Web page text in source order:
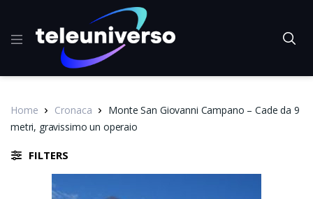
Home Cronaca
Monte San Giovanni Campano – Cade da 9
metri, gravissimo un operaio
FILTERS